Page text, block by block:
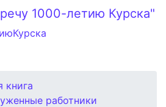
книга
работники